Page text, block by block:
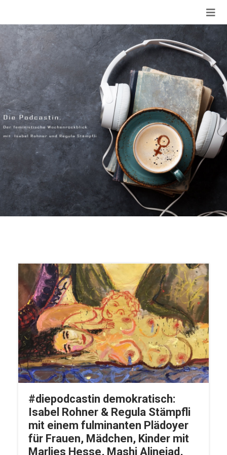
#diepodcastin demokratisch:
Isabel Rohner & Regula Stämpfli
mit einem fulminanten Plädoyer
für Frauen, Mädchen, Kinder mit
Marlies Hesse, Mashi Alinejad,